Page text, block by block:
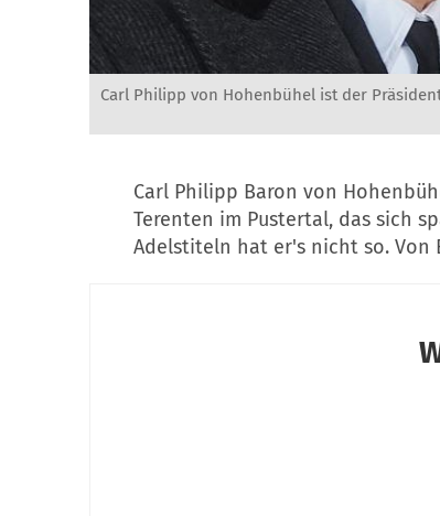
Carl Philipp von Hohenbühel ist der
Carl Philipp Baron von
Terenten im Pustertal, das sich
Adelstiteln hat er's nicht so. Von